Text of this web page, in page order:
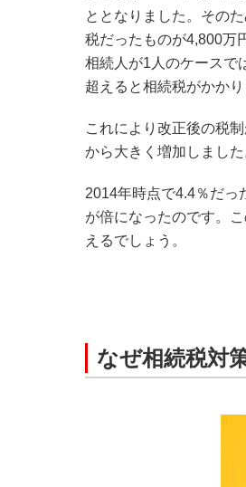
ととなりました。その
税だったものが4,800万
相続人が1人のケースで
超えると相続税がかかり
これにより改正後の税
から大きく増加しまし
2014年時点で4.4％だっ
が倍になったのです。
えるでしょう。
なぜ相続税対